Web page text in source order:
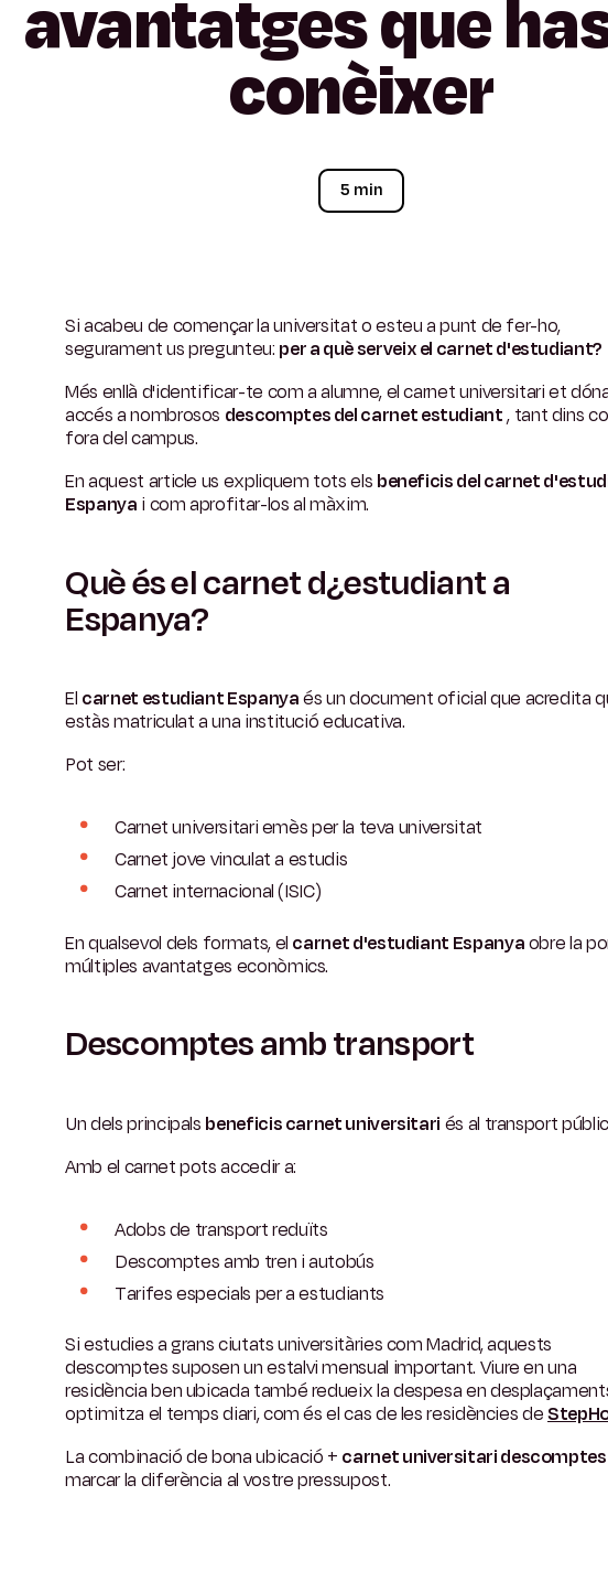
avantatgesque
conèixer
5 min
Si acabeu de començar la universitat o esteu a punt de fer-ho,
segurament us pregunteu: per a què serveix el carnet d'estudiant?
Més enllà d'identificar-te com a alumne, el carnet universitari et
accés a nombrosos descomptes del carnet estudiant, tant dins
fora del campus.
En aquest article us expliquem tots els beneficis del carnet
Espanya i com aprofitar-los al màxim.
Què és el carnet d¿estudiant a
Espanya?
El carnet estudiant Espanyaés un document oficial que acredita
estàs matriculat a una institució educativa.
Pot ser:
Carnet universitari emès per la teva universitat
Carnet jove vinculat a estudis
Carnet internacional (ISIC)
En qualsevol dels formats, el carnet d'estudiant Espanyaobre la
múltiples avantatges econòmics.
Descomptes amb transport
Un dels principals beneficis carnet universitari és al transport
Amb el carnet pots accedir a:
Adobs de transport reduïts
Descomptes amb tren i autobús
Tarifes especials per a estudiants
Si estudies a grans ciutats universitàries com Madrid, aquests
descomptes suposen un estalvi mensual important. Viure en una
residència ben ubicada també redueix la despesa en
optimitza el temps diari, com és el cas de les residències de
La combinació de bona ubicació + carnet universitari descomptes
marcar la diferència al vostre pressupost.